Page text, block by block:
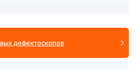
дефектоскопов